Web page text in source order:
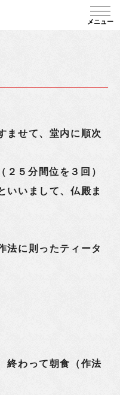
メニュー
ませて、堂内に順次
５分間位を３回）
いまして、仏殿ま
に則ったティータ
わって朝食（作法